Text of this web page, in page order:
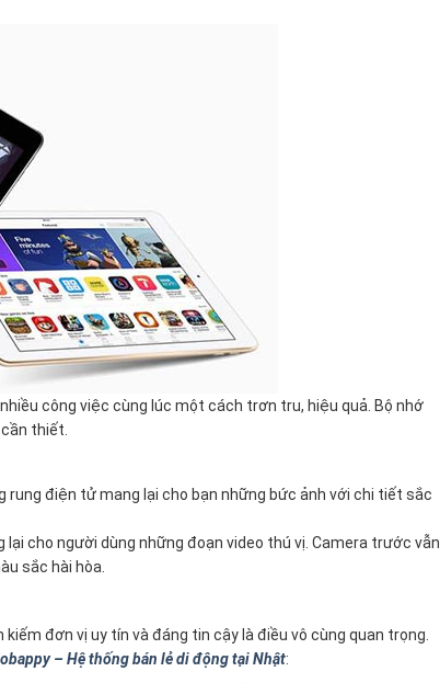
công việc cùng lúc một cách trơn tru, hiệu quả. Bộ nhớ
thiết.
rung điện tử mang lại cho bạn những bức ảnh với chi tiết sắc
cho người dùng những đoạn video thú vị. Camera trước vẫn
sắc hài hòa.
đơn vị uy tín và đáng tin cậy là điều vô cùng quan trọng.
– Hệ thống bán lẻ di động tại Nhật: